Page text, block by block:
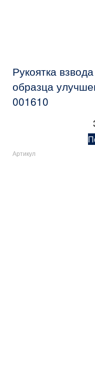
Рукоятка
образца
001610
Артикул